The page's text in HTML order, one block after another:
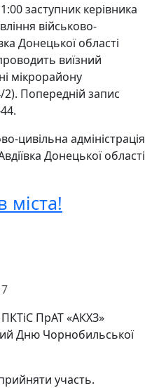
заступник керівника
військово-
Донецької області
виїзний
мікрорайону
Попередній запис
цивільна адміністрація
Донецької області
міста!
ПКТіС ПрАТ «АКХЗ»
Дню Чорнобильської
участь.